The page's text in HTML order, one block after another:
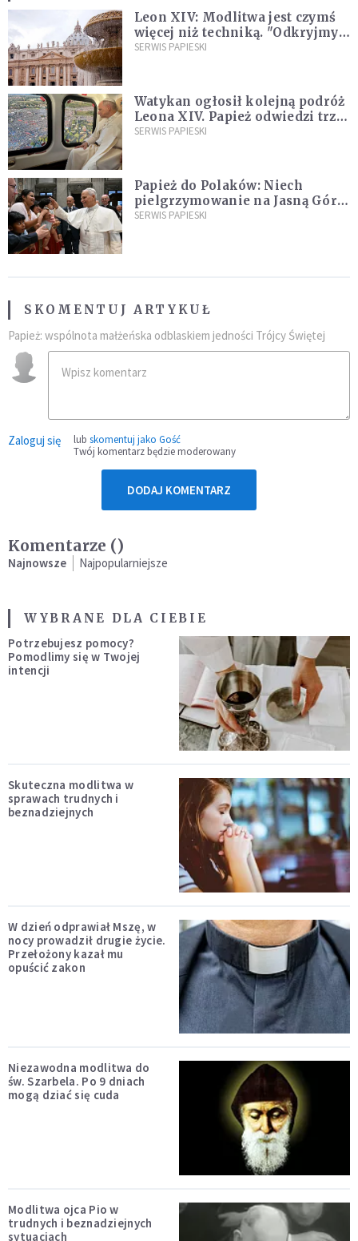
Leon XIV: Modlitwa jest czymś
więcej niż techniką. "Odkryjmy
ją na nowo"
SERWIS PAPIESKI
Watykan ogłosił kolejną podróż
Leona XIV. Papież odwiedzi trzy
kraje Ameryki Południowej
SERWIS PAPIESKI
Papież do Polaków: Niech
pielgrzymowanie na Jasną Górę
umocni wiarę i nadzieję
SERWIS PAPIESKI
SKOMENTUJ ARTYKUŁ
Papież: wspólnota małżeńska odblaskiem jedności Trójcy Świętej
Zaloguj się lub skomentuj jako Gość
Twój komentarz będzie moderowany
DODAJ KOMENTARZ
Komentarze ()
Najnowsze Najpopularniejsze
WYBRANE DLA CIEBIE
Potrzebujesz pomocy?
Pomodlimy się w Twojej
intencji
Skuteczna modlitwa w
sprawach trudnych i
beznadziejnych
W dzień odprawiał Mszę, w
nocy prowadził drugie życie.
Przełożony kazał mu
opuścić zakon
Niezawodna modlitwa do
św. Szarbela. Po 9 dniach
mogą dziać się cuda
Modlitwa ojca Pio w
trudnych i beznadziejnych
sytuacjach